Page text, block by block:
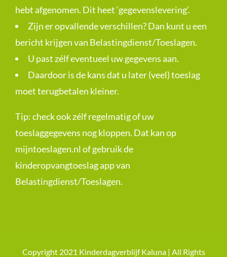
hebt afgenomen. Dit heet ‘gegevenslevering’.
Zijn er opvallende verschillen? Dan kunt u een
bericht krijgen van Belastingdienst/Toeslagen.
U past zélf eventueel uw gegevens aan.
Daardoor is de kans dat u later (veel) toeslag
moet terugbetalen kleiner.
Tip: check ook zélf regelmatig of uw
toeslaggegevens nog kloppen. Dat kan op
mijntoeslagen.nl of gebruik de
kinderopvangtoeslag app van
Belastingdienst/Toeslagen.
Copyright 2021 Kinderdagverblijf Kaluna | All Rights